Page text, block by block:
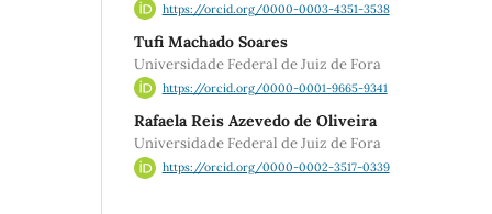
https://orcid.org/0000-0003-4351-3538
Tufi Machado Soares
Universidade Federal de Juiz de Fora
https://orcid.org/0000-0001-9665-9341
Rafaela Reis Azevedo de Oliveira
Universidade Federal de Juiz de Fora
https://orcid.org/0000-0002-3517-0339